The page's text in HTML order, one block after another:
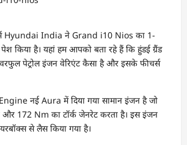
Hyundai India ने Grand i10 Nios का 1-
पेश किया है। यहां हम आपको बता रहे हैं कि हुंडई ग्रैंड
पेट्रोल इंजन वेरिएंट कैसा है और इसके फीचर्स
नई Aura में दिया गया सामान इंजन है जो
और 172 Nm का टॉर्क जेनरेट करता है। इस इंजन
से लैस किया गया है।